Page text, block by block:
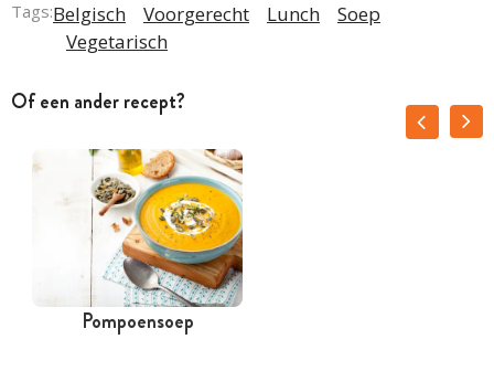
Tags:Belgisch Voorgerecht Lunch
Soep
Vegetarisch
Of een ander recept?
Pompoensoep